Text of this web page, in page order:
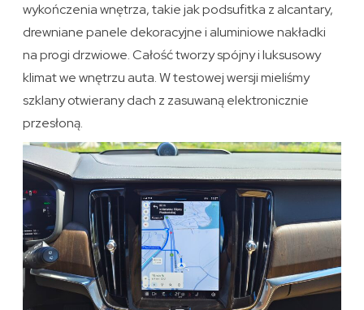
wykończenia wnętrza, takie jak podsufitka z alcantary,
drewniane panele dekoracyjne i aluminiowe nakładki
na progi drzwiowe. Całość tworzy spójny i luksusowy
klimat we wnętrzu auta. W testowej wersji mieliśmy
szklany otwierany dach z zasuwaną elektronicznie
przesłoną.